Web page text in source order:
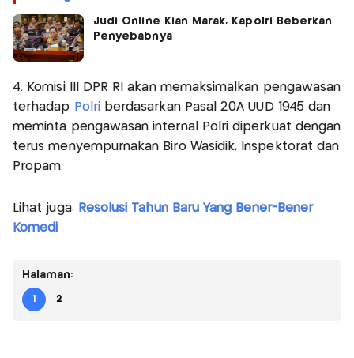
Judi Online Kian Marak, Kapolri Beberkan
Penyebabnya
4. Komisi III DPR RI akan memaksimalkan pengawasan
terhadap Polriberdasarkan Pasal 20A UUD 1945 dan
meminta pengawasan internal Polri diperkuat dengan
terus menyempurnakan Biro Wasidik, Inspektorat dan
Propam.
Lihat juga: Resolusi Tahun Baru Yang Bener-Bener
Komedi
Halaman:
1 2